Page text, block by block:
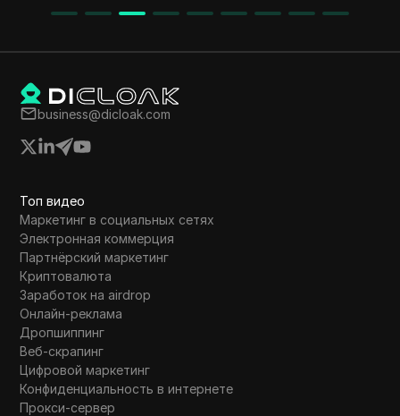
увеличения шансов на участие в раздаче.
business@dicloak.com
Топ видео
Маркетинг в социальных сетях
Электронная коммерция
Партнёрский маркетинг
Криптовалюта
Заработок на airdrop
Онлайн-реклама
Дропшиппинг
Веб-скрапинг
Цифровой маркетинг
Конфиденциальность в интернете
Прокси-сервер